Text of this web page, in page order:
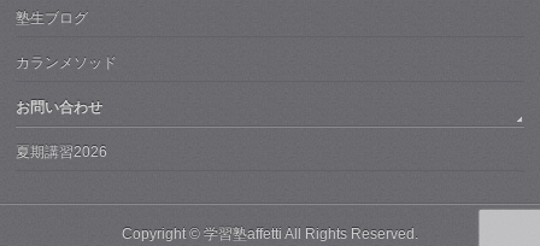
塾生ブログ
カランメソッド
お問い合わせ
夏期講習2026
Copyright © 学習塾affetti All Rights Reserved.